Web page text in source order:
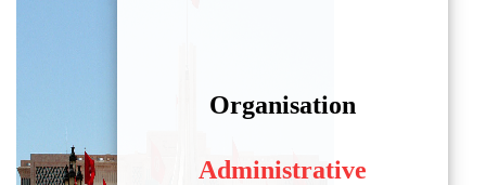
Organisation
Administrative